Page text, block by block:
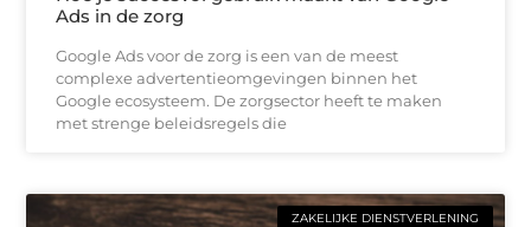
Ads in de zorg
Google Ads voor de zorg is een van de meest
complexe advertentieomgevingen binnen het
Google ecosysteem. De zorgsector heeft te maken
met strenge beleidsregels die
ZAKELIJKE DIENSTVERLENING